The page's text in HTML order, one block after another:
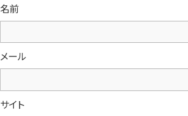
名前
メール
サイト